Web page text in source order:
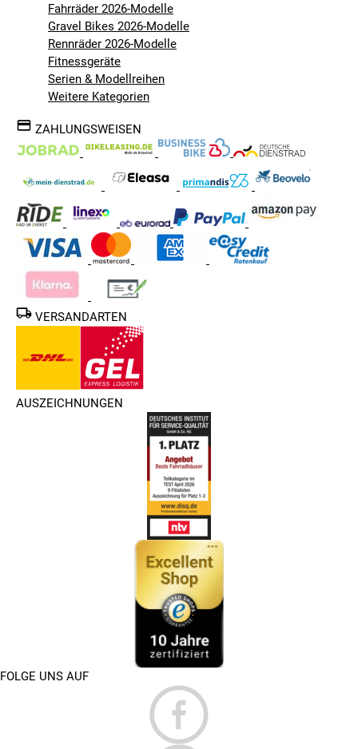
Fahrräder 2026-Modelle
Gravel Bikes 2026-Modelle
Rennräder 2026-Modelle
Fitnessgeräte
Serien & Modellreihen
Weitere Kategorien
ZAHLUNGSWEISEN
VERSANDARTEN
AUSZEICHNUNGEN
FOLGE UNS AUF